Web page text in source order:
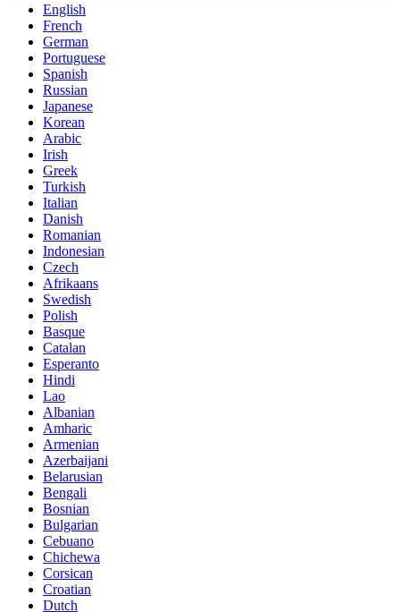
English
French
German
Portuguese
Spanish
Russian
Japanese
Korean
Arabic
Irish
Greek
Turkish
Italian
Danish
Romanian
Indonesian
Czech
Afrikaans
Swedish
Polish
Basque
Catalan
Esperanto
Hindi
Lao
Albanian
Amharic
Armenian
Azerbaijani
Belarusian
Bengali
Bosnian
Bulgarian
Cebuano
Chichewa
Corsican
Croatian
Dutch